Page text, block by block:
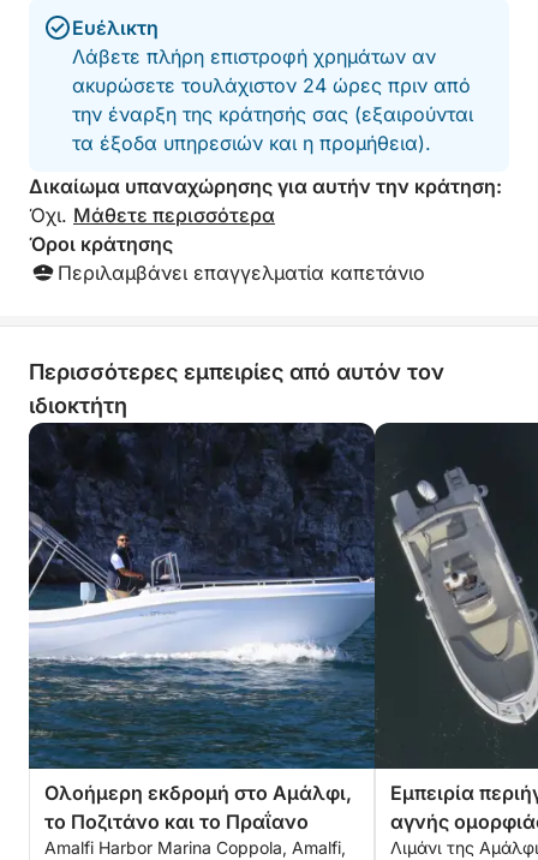
ψυγείο.
Η τιμή περιλαμβάνει το σκάφος, τα καύσιμα, τον
καπετάνιο, τα ποτά στο πλοίο και τις πετσέτες
θαλάσσης, για μια εντελώς ξέγνοιαστη εμπειρία.
Μια τέλεια εκδρομή για ζευγάρια, οικογένειες ή
μικρές ομάδες που θέλουν να ζήσουν την ακτή
Αμάλφι από τη θάλασσα με έναν απλό,
χαλαρωτικό και αυθεντικό τρόπο.
Ευέλικτη
Λάβετε πλήρη επιστροφή χρημάτων αν
ακυρώσετε τουλάχιστον 24 ώρες πριν από
την έναρξη της κράτησής σας (εξαιρούνται
τα έξοδα υπηρεσιών και η προμήθεια).
Δικαίωμα υπαναχώρησης για αυτήν την κράτηση:
Όχι. Μάθετε περισσότερα
Όροι κράτησης
Περιλαμβάνει επαγγελματία καπετάνιο
Περισσότερες εμπειρίες από αυτόν τον
ιδιοκτήτη
Ολοήμερη εκδρομή στο Αμάλφι,
το Ποζιτάνο και το Πραΐανο
Amalfi Harbor Marina Coppola, Amalfi,
Εμπειρία
αγνής
Λιμάνι της